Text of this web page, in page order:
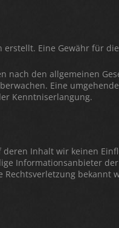
Eine Gewähr für
den allgemeinen
Eine
Kenntniserlangung.
Inhalt wir keinen
Informationsanbieter